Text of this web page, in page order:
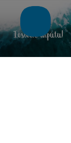
Ieslēdz atpūtu!